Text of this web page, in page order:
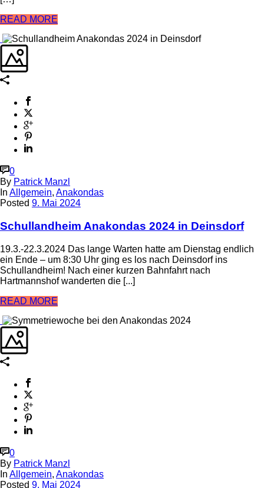
READ MORE
0
By Patrick Manzl
In Allgemein, Anakondas
Posted 9. Mai 2024
Schullandheim Anakondas 2024 in Deinsdorf
19.3.-22.3.2024 Das lange Warten hatte am Dienstag endlich
ein Ende – um 8:30 Uhr ging es los nach Deinsdorf ins
Schullandheim! Nach einer kurzen Bahnfahrt nach
Hartmannshof wanderten die [...]
READ MORE
0
By Patrick Manzl
In Allgemein, Anakondas
Posted 9. Mai 2024